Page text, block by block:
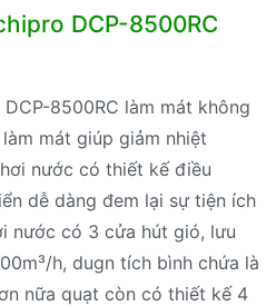
DCP-8500RC
8500RC làm mát không
mát giúp giảm nhiệt
nước có thiết kế điều
dễ dàng đem lại sự tiện ích
nước có 3 cửa hút gió, lưu
h, dugn tích bình chứa là
nữa quạt còn có thiết kế 4